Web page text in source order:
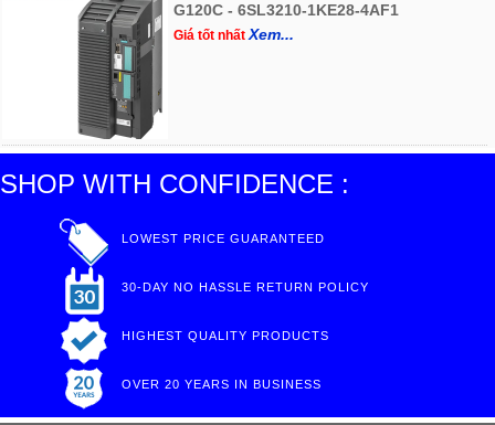
G120C - 6SL3210-1KE28-4AF1
Giá tốt nhấtXem...
SHOP WITH CONFIDENCE :
LOWEST PRICE GUARANTEED
30-DAY NO HASSLE RETURN POLICY
HIGHEST QUALITY PRODUCTS
OVER 20 YEARS IN BUSINESS